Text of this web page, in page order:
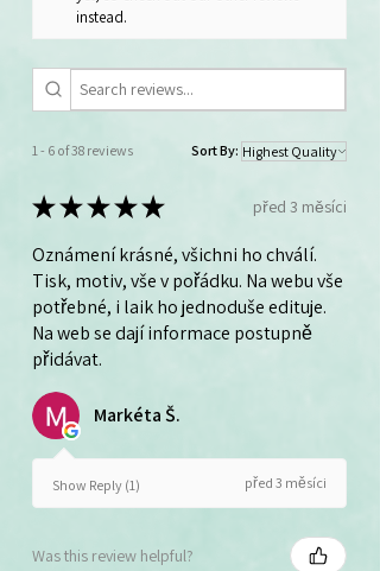
instead.
1 - 6 of 38 reviews Sort By:
★★★★★ před 3 měsíci
Oznámení krásné, všichni ho chválí.
Tisk, motiv, vše v pořádku. Na webu vše
potřebné, i laik ho jednoduše edituje.
Na web se dají informace postupně
přidávat.
Markéta Š.
Show Reply (1) před 3 měsíci
Was this review helpful?